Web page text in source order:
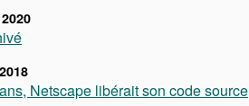
Netscape libérait son code source